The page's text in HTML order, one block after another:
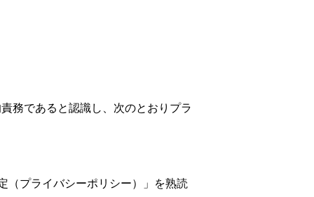
務であると認識し、次のとおりプラ
（プライバシーポリシー）」を熟読